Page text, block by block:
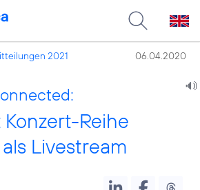
2021 06.04.2020
Reihe
Livestream